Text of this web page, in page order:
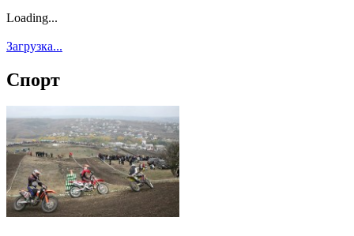
Loading...
Загрузка...
Спорт